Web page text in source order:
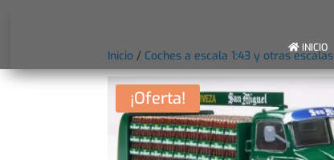
INICIO
Inicio / Coches a escala 1:43 y otras escalas
¡Oferta!